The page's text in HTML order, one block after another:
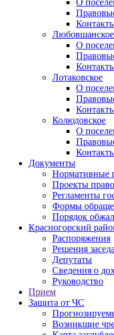
Любовшанское
О
Лотаковское
О
Колюдовское
О
Документы
Нормативные
Проекты
Регламенты
Формы
Порядок
Красногорский
Распоряжения
Решения
Депутаты
Сведения о
Руководство
Прием
Защита от ЧС
Возникшие